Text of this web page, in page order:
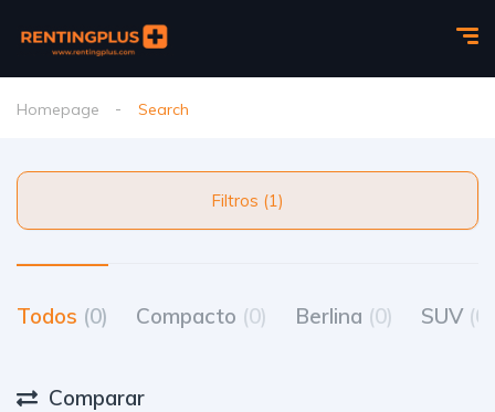
Homepage Search
Filtros (1)
Todos (0) Compacto (0) Berlina (0) SUV (0)
Comparar